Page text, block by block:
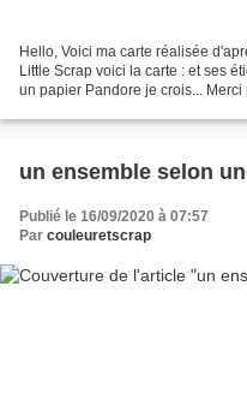
Hello, Voici ma carte réalisée
Little Scrap voici la carte : et ses
un papier Pandore je crois...
un ensemble selon
Publié le 16/09/2020 à 07:57
Par couleuretscrap